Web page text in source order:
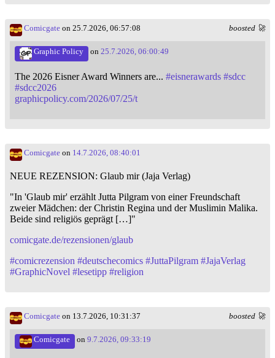
boosted 🚀
Comicgate on 25.7.2026, 06:57:08
Graphic Policy on 25.7.2026, 06:00:49
The 2026 Eisner Award Winners are... #eisnerawards #sdcc
#sdcc2026
graphicpolicy.com/2026/07/25/t
Comicgate on 14.7.2026, 08:40:01
NEUE REZENSION: Glaub mir (Jaja Verlag)
"In 'Glaub mir' erzählt Jutta Pilgram von einer Freundschaft
zweier Mädchen: der Christin Regina und der Muslimin Malika.
Beide sind religiös geprägt […]"
comicgate.de/rezensionen/glaub
#comicrezension #deutschecomics #JuttaPilgram #JajaVerlag
#GraphicNovel #lesetipp #religion
boosted 🚀
Comicgate on 13.7.2026, 10:31:37
Comicgate on 9.7.2026, 09:33:19